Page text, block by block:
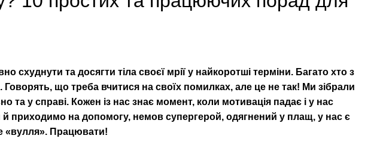
схуднути та досягти тіла своєї мрії у найкоротші терміни. Багато хто з
Говорять, що треба вчитися на своїх помилках, але це не так! Ми зібрали
та у справі. Кожен із нас знає момент, коли мотивація падає і у нас
приходимо на допомогу, немов супергерой, одягнений у плащ, у нас є
«вулля». Працювати!